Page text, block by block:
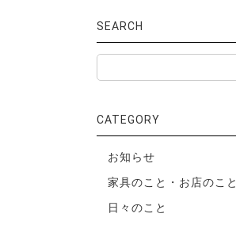
SEARCH
CATEGORY
お知らせ
家具のこと・お店のこと
日々のこと